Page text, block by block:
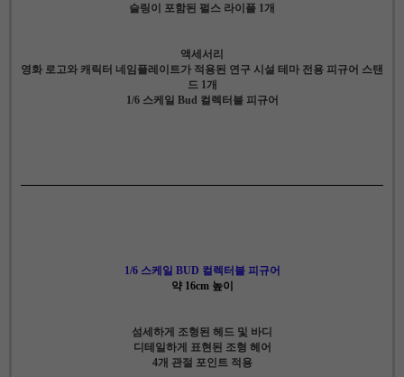
슬링이 포함된 펄스 라이플 1개
액세서리
영화 로고와 캐릭터 네임플레이트가 적용된 연구 시설 테마 전용 피규어 스탠
드 1개
1/6 스케일 Bud 컬렉터블 피규어
1/6 스케일 BUD 컬렉터블 피규어
약 16cm 높이
섬세하게 조형된 헤드 및 바디
디테일하게 표현된 조형 헤어
4개 관절 포인트 적용